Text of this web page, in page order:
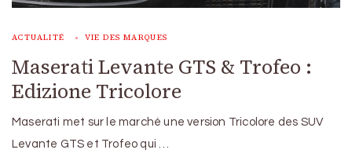
ACTUALITÉ VIE DES MARQUES
Maserati Levante GTS & Trofeo :
Edizione Tricolore
Maserati met sur le marché une version Tricolore des SUV
Levante GTS et Trofeo qui …